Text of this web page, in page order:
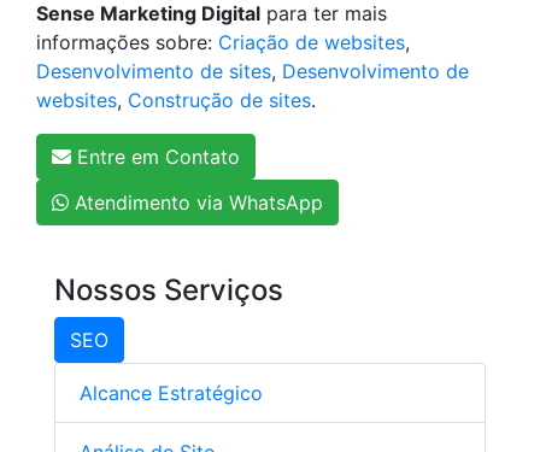
Sense Marketing Digital para ter mais
informações sobre: Criação de websites,
Desenvolvimento de sites, Desenvolvimento de
websites, Construção de sites.
Entre em Contato
Atendimento via WhatsApp
Nossos Serviços
SEO
Alcance Estratégico